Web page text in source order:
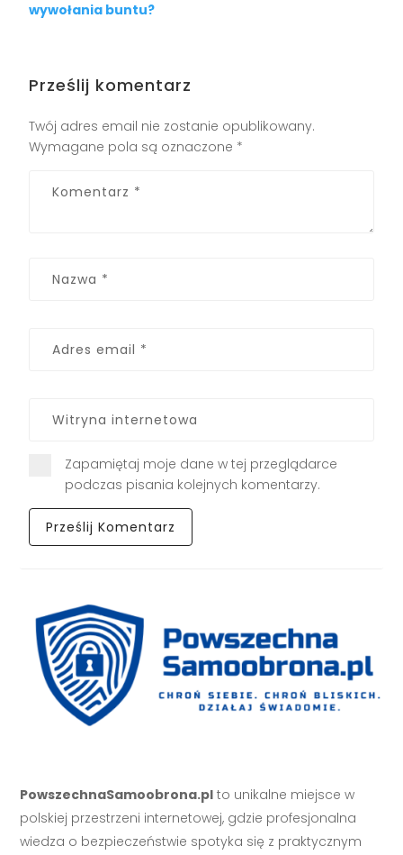
wywołania buntu?
Prześlij komentarz
Twój adres email nie zostanie opublikowany.
Wymagane pola są oznaczone *
Zapamiętaj moje dane w tej przeglądarce
podczas pisania kolejnych komentarzy.
PowszechnaSamoobrona.pl to unikalne miejsce w
polskiej przestrzeni internetowej, gdzie profesjonalna
wiedza o bezpieczeństwie spotyka się z praktycznym